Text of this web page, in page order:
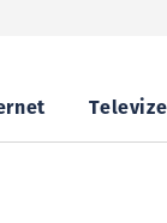
Televize